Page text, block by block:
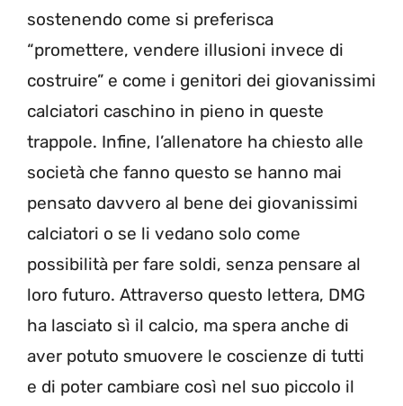
sostenendo come si preferisca
“promettere, vendere illusioni invece di
costruire” e come i genitori dei giovanissimi
calciatori caschino in pieno in queste
trappole. Infine, l’allenatore ha chiesto alle
società che fanno questo se hanno mai
pensato davvero al bene dei giovanissimi
calciatori o se li vedano solo come
possibilità per fare soldi, senza pensare al
loro futuro. Attraverso questo lettera, DMG
ha lasciato sì il calcio, ma spera anche di
aver potuto smuovere le coscienze di tutti
e di poter cambiare così nel suo piccolo il